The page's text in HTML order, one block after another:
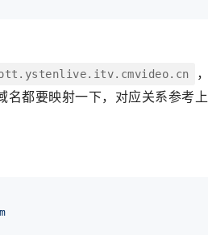
，
名都要映射一下，对应关系参考上